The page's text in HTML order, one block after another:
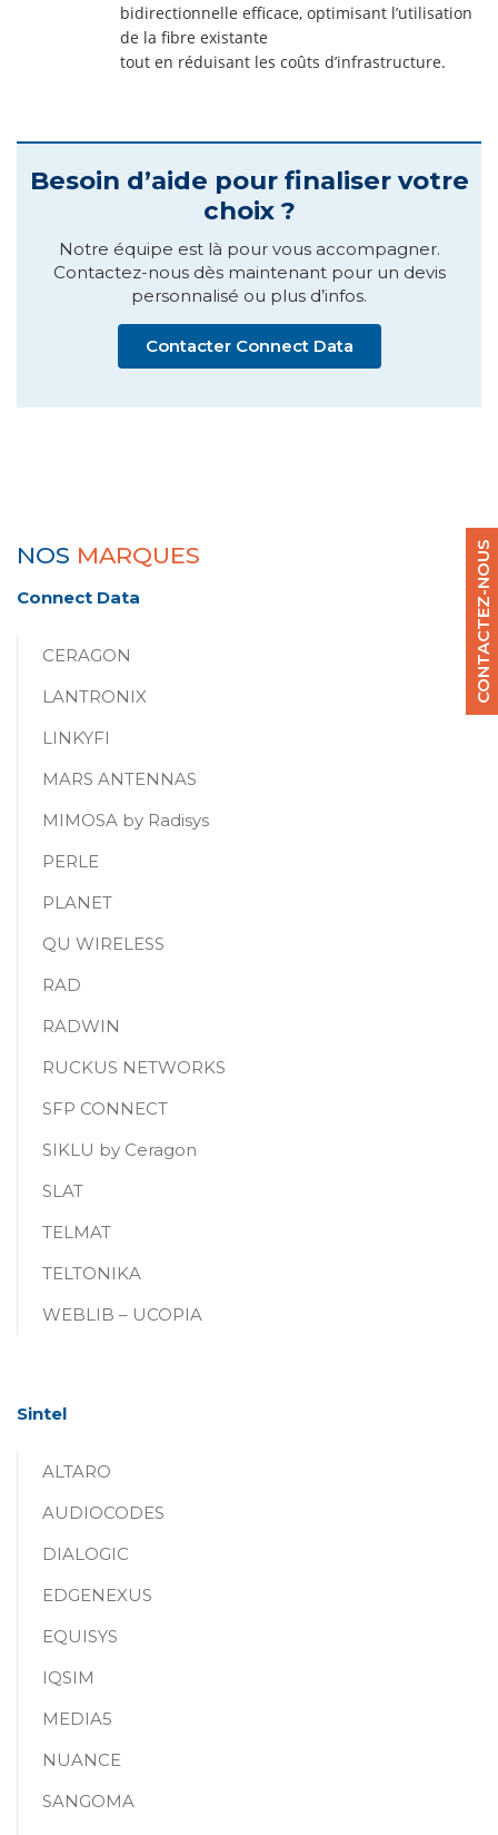
CONTACTEZ-NOUS
bidirectionnelle efficace, optimisant l’utilisation
de la fibre existante
tout en réduisant les coûts d’infrastructure.
Besoin d’aide pour finaliser votre
choix ?
Notre équipe est là pour vous accompagner.
Contactez-nous dès maintenant pour un devis
personnalisé ou plus d’infos.
Contacter Connect Data
NOS MARQUES
Connect Data
CERAGON
LANTRONIX
LINKYFI
MARS ANTENNAS
MIMOSA by Radisys
PERLE
PLANET
QU WIRELESS
RAD
RADWIN
RUCKUS NETWORKS
SFP CONNECT
SIKLU by Ceragon
SLAT
TELMAT
TELTONIKA
WEBLIB – UCOPIA
Sintel
ALTARO
AUDIOCODES
DIALOGIC
EDGENEXUS
EQUISYS
IQSIM
MEDIA5
NUANCE
SANGOMA